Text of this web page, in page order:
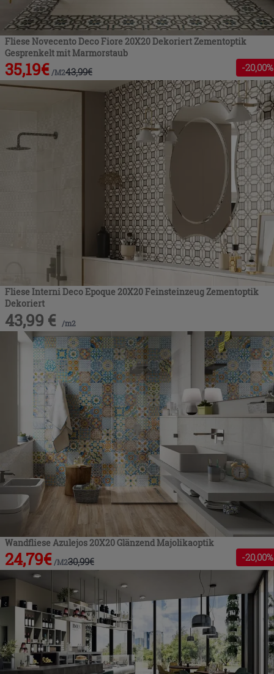
Fliese Novecento Deco Fiore 20X20 Dekoriert Zementoptik
Gesprenkelt mit Marmorstaub
35,19€ /M243,99€ -20,00%
Fliese Interni Deco Epoque 20X20 Feinsteinzeug Zementoptik
Dekoriert
43,99 € /m2
Wandfliese Azulejos 20X20 Glänzend Majolikaoptik
24,79€ /M230,99€ -20,00%